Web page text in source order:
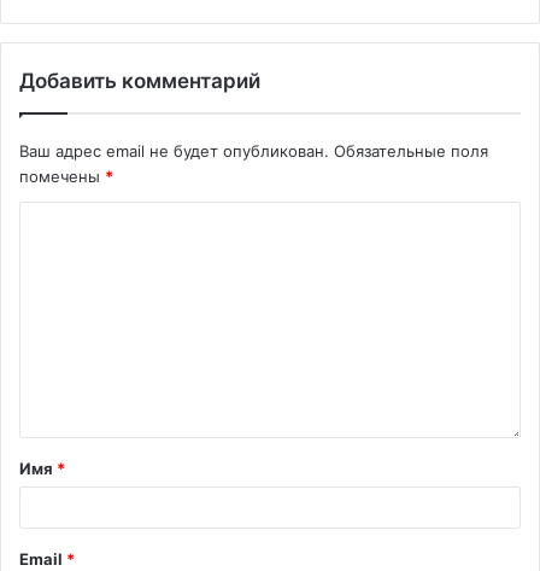
Добавить комментарий
Ваш адрес email не будет опубликован. Обязательные поля
помечены *
Имя *
Email *